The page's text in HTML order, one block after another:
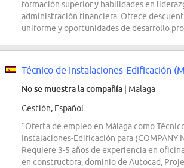
formación superior y habilidades en
administración financiera. Ofrece
uniforme y oportunidades de desarrollo
Técnico de Instalaciones-Edificación
No se muestra la compañía | Malaga
Gestión, Español
“Oferta de empleo en Málaga como
Instalaciones-Edificación para (COMPANY
Requiere 3-5 años de experiencia en
en constructora, dominio de Autocad,